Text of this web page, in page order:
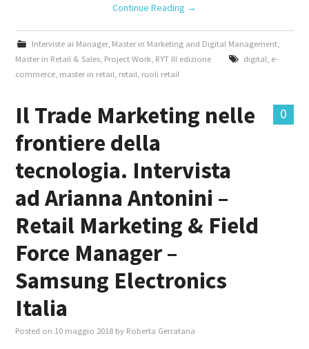
Continue Reading →
Interviste ai Manager, Master in Marketing and Digital Management,
Master in Retail & Sales Project Work RYT III edizione digital e-
commerce master in retail retail ruoli retail
0
Il Trade Marketing nelle
frontiere della
tecnologia. Intervista
ad Arianna Antonini –
Retail Marketing & Field
Force Manager –
Samsung Electronics
Italia
Posted on 10 maggio 2018 by Roberta Gerratana